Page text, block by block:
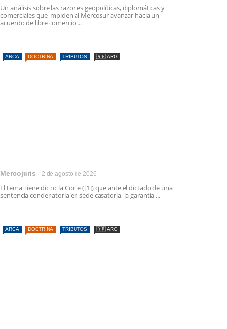
Un análisis sobre las razones geopolíticas, diplomáticas y
comerciales que impiden al Mercosur avanzar hacia un
acuerdo de libre comercio ...
ARCA DOCTRINA TRIBUTOS 🇦🇷 ARG
Mercojuris 2 de agosto de 2026
El tema Tiene dicho la Corte ([1]) que ante el dictado de una
sentencia condenatoria en sede casatoria, la garantía ...
ARCA DOCTRINA TRIBUTOS 🇦🇷 ARG